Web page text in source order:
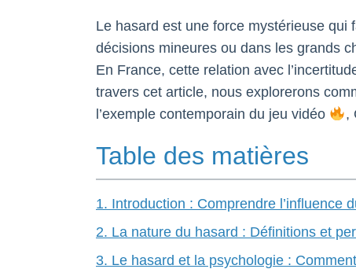
Le hasard est une force mystérieuse
décisions mineures ou dans les grands
En France, cette relation avec
travers cet article, nous explorerons
l’exemple contemporain du jeu vidéo
,
Table des matières
1. Introduction : Comprendre l’influence
2. La nature du hasard : Définitions et
3. Le hasard et la psychologie :